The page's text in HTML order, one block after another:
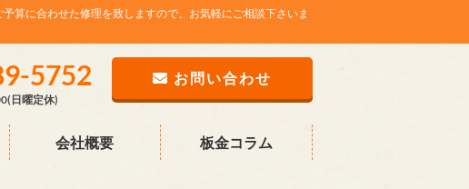
算に合わせた修理を致しますので、お気軽にご相談下さいま
5752
日曜定休)
お問い合わせ
会社概要 板金コラム